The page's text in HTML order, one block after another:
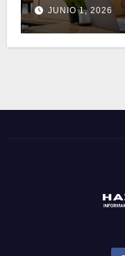
JUNIO 1, 2026